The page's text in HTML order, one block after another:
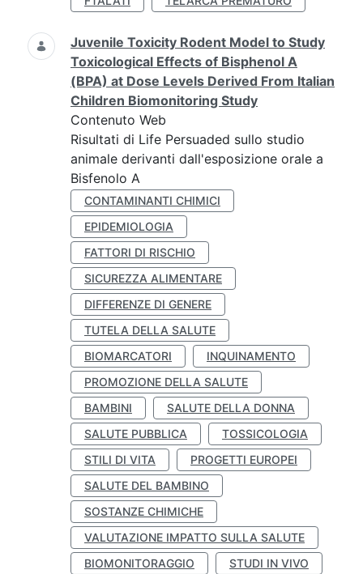
Juvenile Toxicity Rodent Model to Study
Toxicological Effects of Bisphenol A
(BPA) at Dose Levels Derived From Italian
Children Biomonitoring Study
Contenuto Web
Risultati di Life Persuaded sullo studio
animale derivanti dall'esposizione orale a
Bisfenolo A
CONTAMINANTI CHIMICI
EPIDEMIOLOGIA
FATTORI DI RISCHIO
SICUREZZA ALIMENTARE
DIFFERENZE DI GENERE
TUTELA DELLA SALUTE
BIOMARCATORI
INQUINAMENTO
PROMOZIONE DELLA SALUTE
BAMBINI
SALUTE DELLA DONNA
SALUTE PUBBLICA
TOSSICOLOGIA
STILI DI VITA
PROGETTI EUROPEI
SALUTE DEL BAMBINO
SOSTANZE CHIMICHE
VALUTAZIONE IMPATTO SULLA SALUTE
BIOMONITORAGGIO
STUDI IN VIVO